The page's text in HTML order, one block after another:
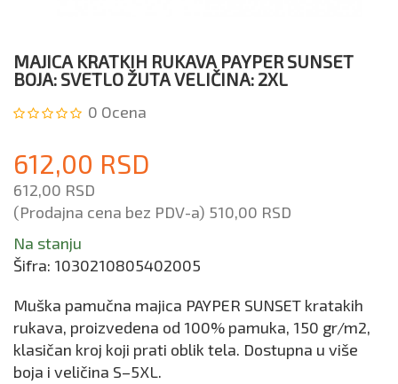
MAJICA KRATKIH RUKAVA PAYPER SUNSET
BOJA: SVETLO ŽUTA VELIČINA: 2XL
0 Ocena
612,00 RSD
612,00 RSD
(Prodajna cena bez PDV-a) 510,00 RSD
Na stanju
Šifra: 1030210805402005
Muška pamučna majica PAYPER SUNSET kratakih
rukava, proizvedena od 100% pamuka, 150 gr/m2,
klasičan kroj koji prati oblik tela. Dostupna u više
boja i veličina S–5XL.